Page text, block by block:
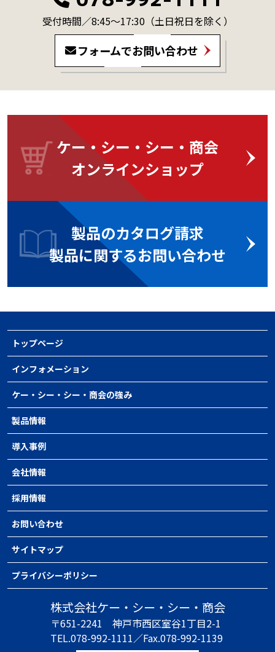
受付時間／8:45～17:30（土日祝日を除く）
フォームでお問い合わせ
ケー・シー・シー・商会
オンラインショップ
製品のカタログ請求
製品に関するお問い合わせ
トップページ
インフォメーション
ケー・シー・シー・商会の強み
製品情報
導入事例
会社情報
採用情報
お問い合わせ
サイトマップ
プライバシーポリシー
株式会社ケー・シー・シー・商会
〒651-2241 神戸市西区室谷1丁目2-1
TEL.078-992-1111／Fax.078-992-1139